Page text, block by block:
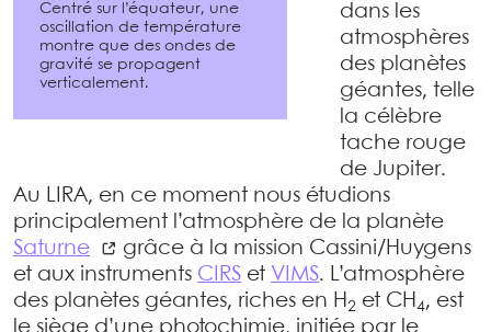
Centré sur l’équateur, une
oscillation de température
montre que des ondes de
gravité se propagent
verticalement.
dans les
atmosphères
des planètes
géantes, telle
la célèbre
tache rouge
de Jupiter.
Au LIRA, en ce moment nous étudions
principalement l’atmosphère de la planète
Saturne
grâce à la mission Cassini/Huygens
et aux instruments CIRS et VIMS. L’atmosphère
des planètes géantes, riches en H 2 et CH 4, est
le siège d’une photochimie, initiée par le